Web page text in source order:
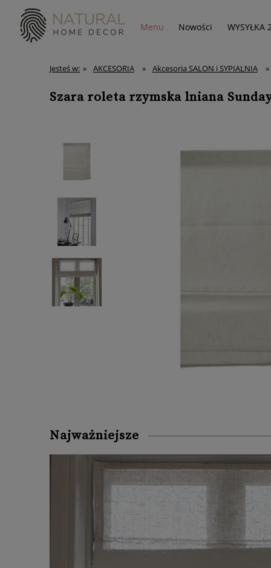
Menu Nowości WYSYŁKA
Jesteś w: » AKCESORIA » Akcesoria SALON i SYPIALNIA »
Szara roleta rzymska lniana
Najważniejsze